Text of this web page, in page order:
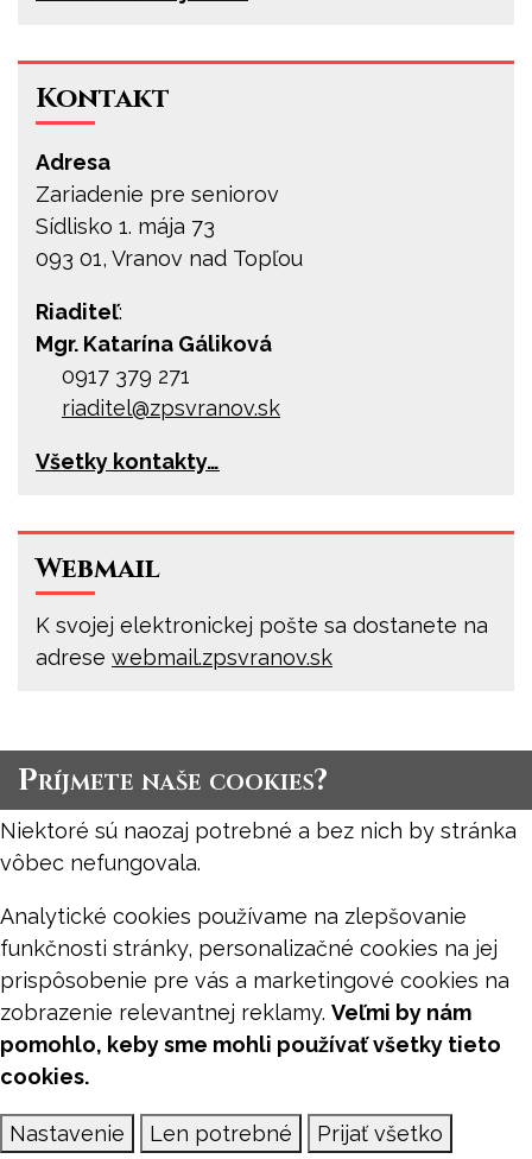
Kontakt
Adresa
Zariadenie pre seniorov
Sídlisko 1. mája 73
093 01, Vranov nad Topľou
Riaditeľ:
Mgr. Katarína Gáliková
0917 379 271
riaditel@zpsvranov.sk
Všetky kontakty…
Webmail
K svojej elektronickej pošte sa dostanete na
adrese webmail.zpsvranov.sk
Príjmete naše cookies?
Niektoré sú naozaj potrebné a bez nich by stránka
vôbec nefungovala.
Analytické cookies používame na zlepšovanie
funkčnosti stránky, personalizačné cookies na jej
prispôsobenie pre vás a marketingové cookies na
zobrazenie relevantnej reklamy. Veľmi by nám
pomohlo, keby sme mohli používať všetky tieto
cookies.
Nastavenie Len potrebné Prijať všetko